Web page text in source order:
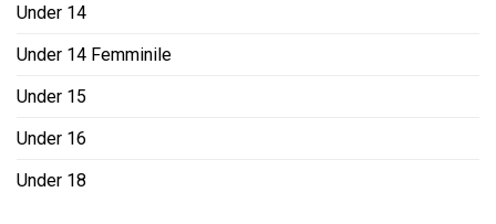
Under 14
Under 14 Femminile
Under 15
Under 16
Under 18